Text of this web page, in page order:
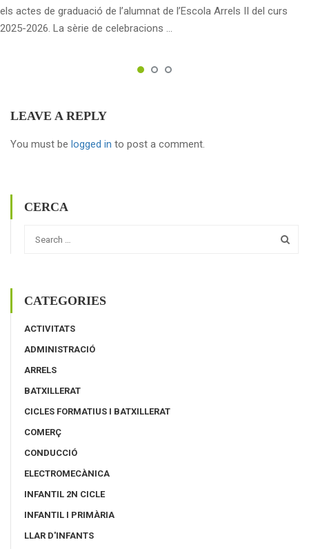
els actes de graduació de l’alumnat de l’Escola Arrels II del curs
2025-2026. La sèrie de celebracions …
LEAVE A REPLY
You must be logged in to post a comment.
CERCA
CATEGORIES
ACTIVITATS
ADMINISTRACIÓ
ARRELS
BATXILLERAT
CICLES FORMATIUS I BATXILLERAT
COMERÇ
CONDUCCIÓ
ELECTROMECÀNICA
INFANTIL 2N CICLE
INFANTIL I PRIMÀRIA
LLAR D'INFANTS